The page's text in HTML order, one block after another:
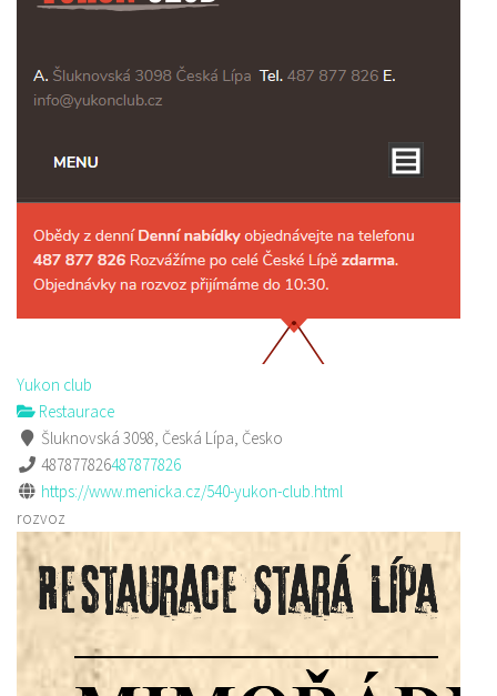
Yukon club
Restaurace
Šluknovská 3098, Česká Lípa, Česko
487877826487877826
https://www.menicka.cz/540-yukon-club.html
rozvoz